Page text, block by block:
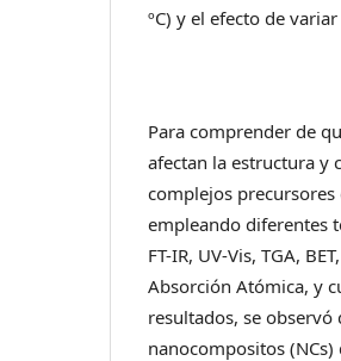
ºC) y el efecto de
Para comprender de
afectan la estructura y
complejos
empleando diferentes
FT-IR, UV-Vis, TGA,
Absorción Atómica, y
resultados, se
nanocompositos